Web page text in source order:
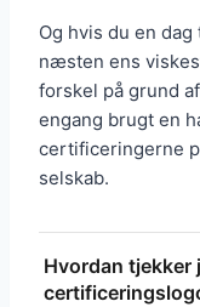
Og hvis du en
næsten ens
forskel på grund
engang brugt en
certificeringerne
selskab.
Hvordan tjekker